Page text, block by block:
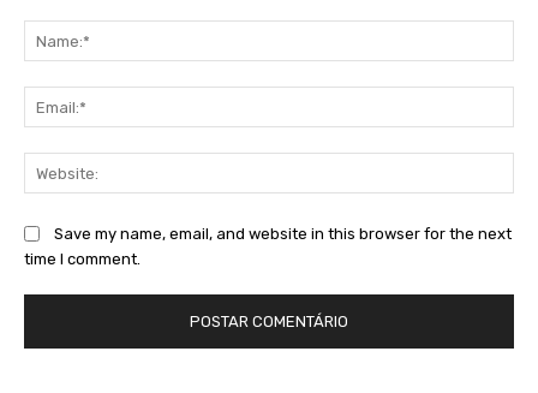
Save my name, email, and website in this browser for the next
time I comment.